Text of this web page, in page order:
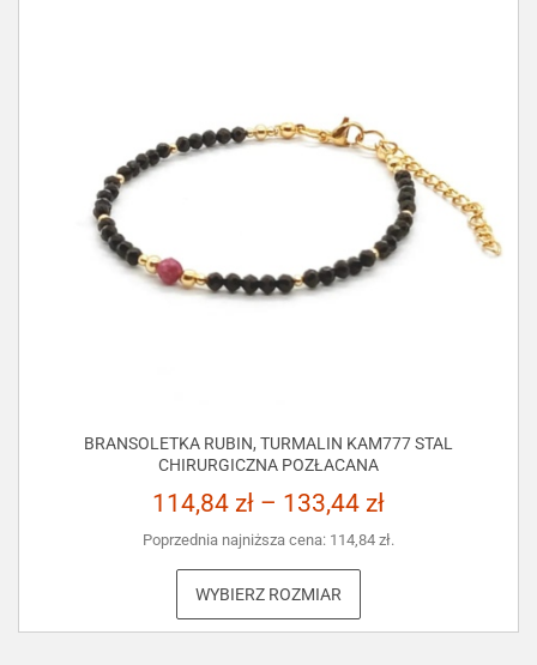
BRANSOLETKA RUBIN, TURMALIN KAM777 STAL
CHIRURGICZNA POZŁACANA
114,84 zł – 133,44 zł
Poprzednia najniższa cena: 114,84 zł.
WYBIERZ ROZMIAR